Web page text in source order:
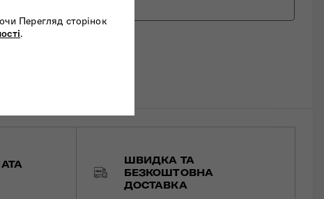
Перегляд сторінок
.
ШВИДКА ТА
БЕЗКОШТОВНА
ДОСТАВКА